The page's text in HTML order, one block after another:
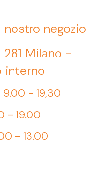
negozio
281 Milano -
interno
- 19,30
- 19.00
- 13.00